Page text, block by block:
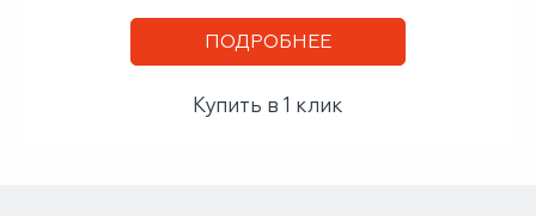
ПОДРОБНЕЕ
Купить в 1 клик